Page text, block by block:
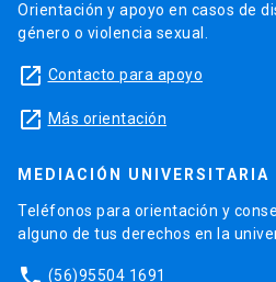
Orientación y apoyo en casos de
género o violencia sexual.
launch Contacto para apoyo
launch Más orientación
MEDIACIÓN UNIVERSITARIA
Teléfonos para orientación y
alguno de tus derechos en la
(56)95504 1691